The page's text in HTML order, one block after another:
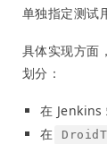
单独指定测试
具体实现方面
划分：
在 Jenkins
在